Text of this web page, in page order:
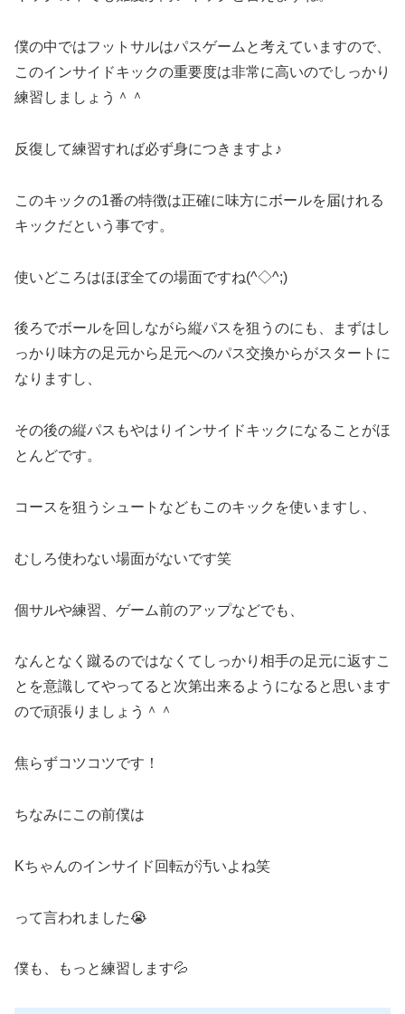
僕の中ではフットサルはパスゲームと考えていますので、
このインサイドキックの重要度は非常に高いのでしっかり
練習しましょう＾＾
反復して練習すれば必ず身につきますよ♪
このキックの1番の特徴は正確に味方にボールを届けれる
キックだという事です。
使いどころはほぼ全ての場面ですね(^◇^;)
後ろでボールを回しながら縦パスを狙うのにも、まずはし
っかり味方の足元から足元へのパス交換からがスタートに
なりますし、
その後の縦パスもやはりインサイドキックになることがほ
とんどです。
コースを狙うシュートなどもこのキックを使いますし、
むしろ使わない場面がないです笑
個サルや練習、ゲーム前のアップなどでも、
なんとなく蹴るのではなくてしっかり相手の足元に返すこ
とを意識してやってると次第出来るようになると思います
ので頑張りましょう＾＾
焦らずコツコツです！
ちなみにこの前僕は
Kちゃんのインサイド回転が汚いよね笑
って言われました😭
僕も、もっと練習します💦